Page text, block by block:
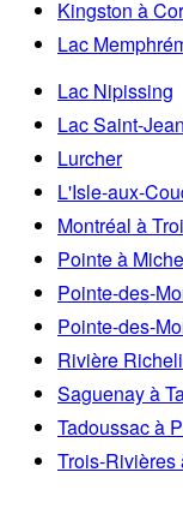
Kingston à
Lac
Lac Nipissing
Lac Saint-Jean
Lurcher
L'Isle-aux-
Montréal à
Pointe à
Pointe-des-
Pointe-des-
Rivière
Saguenay à
Tadoussac à
Trois-